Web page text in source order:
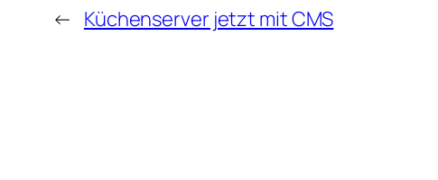
← Küchenserver jetzt mit CMS